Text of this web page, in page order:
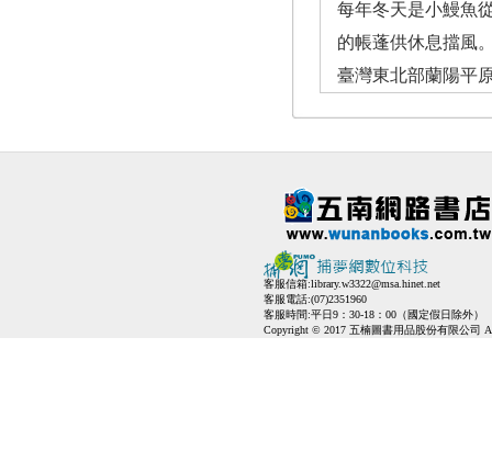
每年冬天是小鰻魚
的帳蓬供休息擋風
臺灣東北部蘭陽平
客服信箱:library.w3322@msa.hinet.net
客服電話:(07)2351960
客服時間:平日9：30-18：00（國定假日除外）
Copyright © 2017 五楠圖書用品股份有限公司